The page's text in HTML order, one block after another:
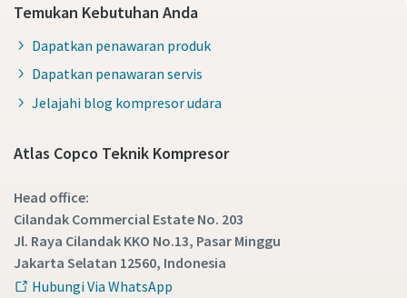
Temukan Kebutuhan Anda
Dapatkan penawaran produk
Dapatkan penawaran servis
Jelajahi blog kompresor udara
Atlas Copco Teknik Kompresor
Head office:
Cilandak Commercial Estate No. 203
Jl. Raya Cilandak KKO No.13, Pasar Minggu
Jakarta Selatan 12560, Indonesia
Hubungi Via WhatsApp